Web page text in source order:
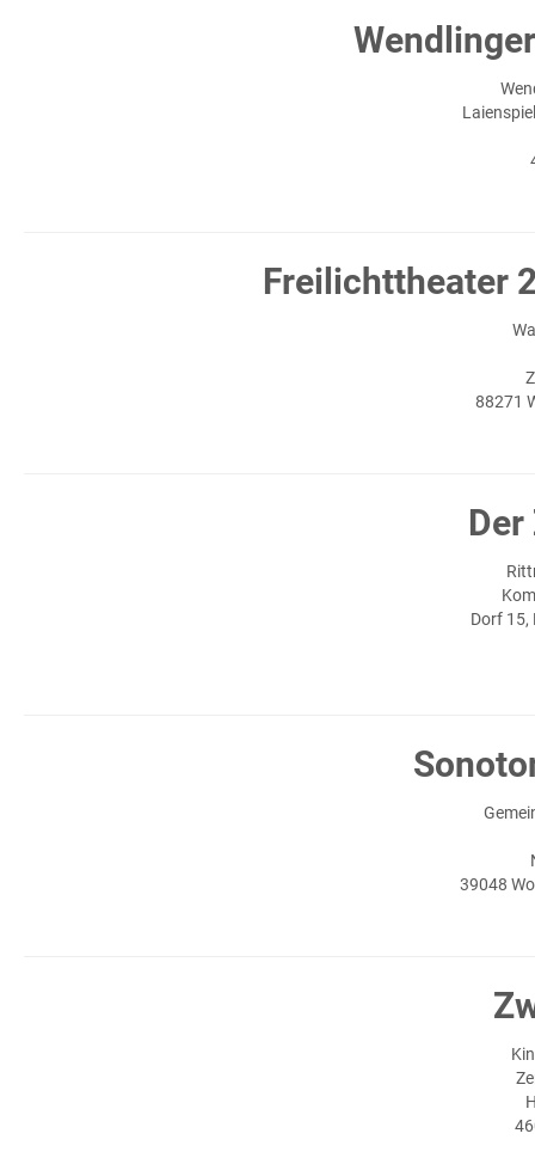
Freilichttheater
88271
Dorf 15,
39048